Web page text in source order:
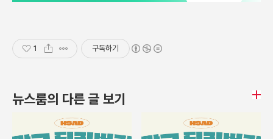
1 구독하기
뉴스룸의 다른 글 보기